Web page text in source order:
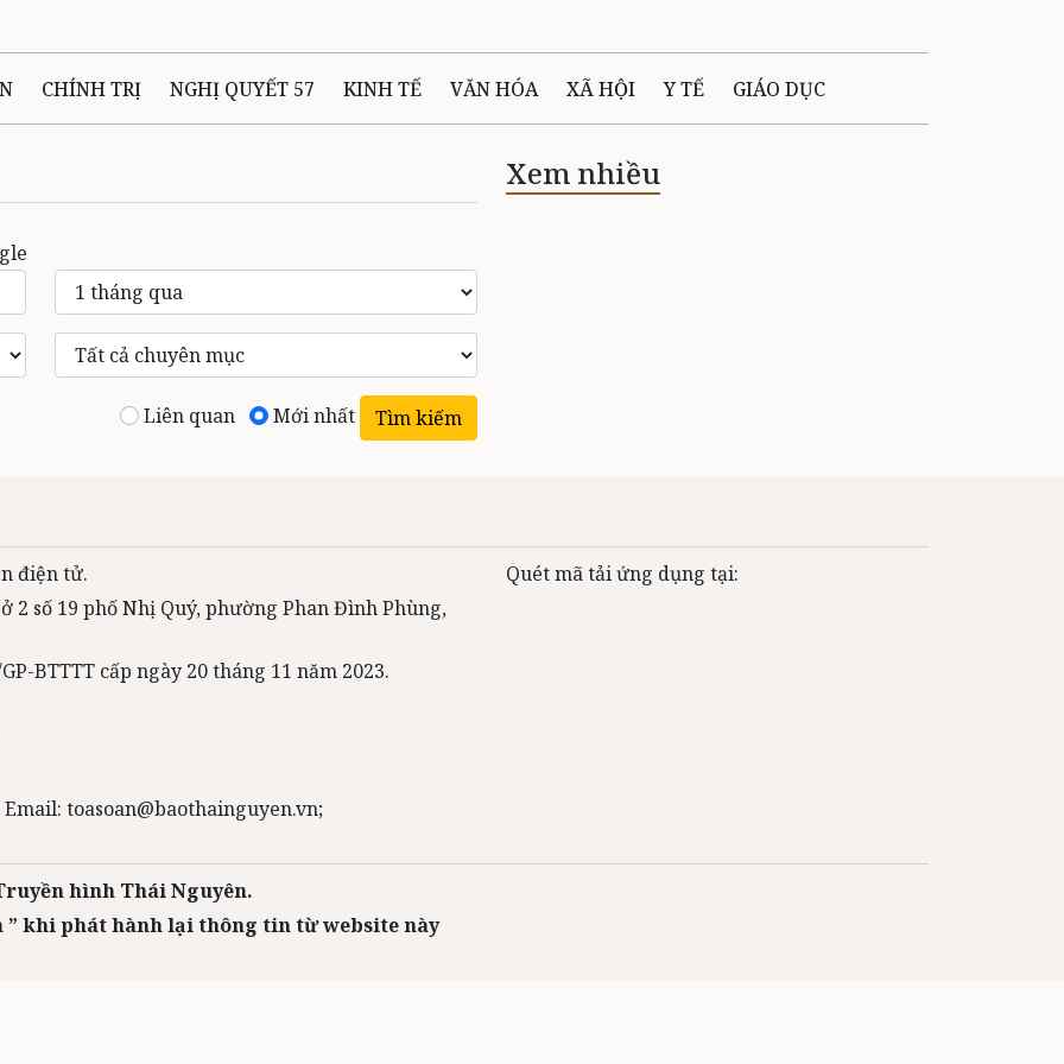
CHÍNH TRỊ NGHỊ QUYẾT 57 KINH TẾ VĂN HÓA XÃ HỘI Y TẾ GIÁO DỤC
Ô TÔ - XE MÁY PHÁP LUẬT
THÁI NGUYÊN VIDEO CÁC ĐỀ ÁN TRỌNG TÂM
Liên quan Mới nhất Tìm kiếm
Xem nhiều
điện tử.
2 số 19 phố Nhị Quý, phường Phan Đình Phùng,
BTTTT cấp ngày 20 tháng 11 năm 2023.
toasoan@baothainguyen.vn;
Quét mã tải ứng dụng tại:
hình Thái Nguyên.
khi phát hành lại thông tin từ website này